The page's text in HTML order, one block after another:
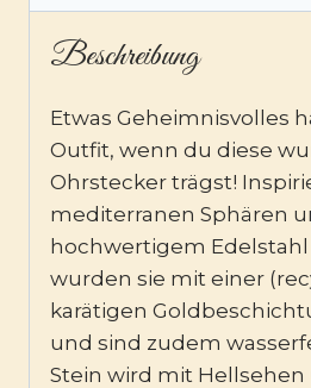
Beschreibung
Etwas Geheimnisvolles
Outfit, wenn du diese
Ohrstecker trägst!
mediterranen Sphären
hochwertigem
wurden sie mit einer
karätigen
und sind zudem
Stein wird mit